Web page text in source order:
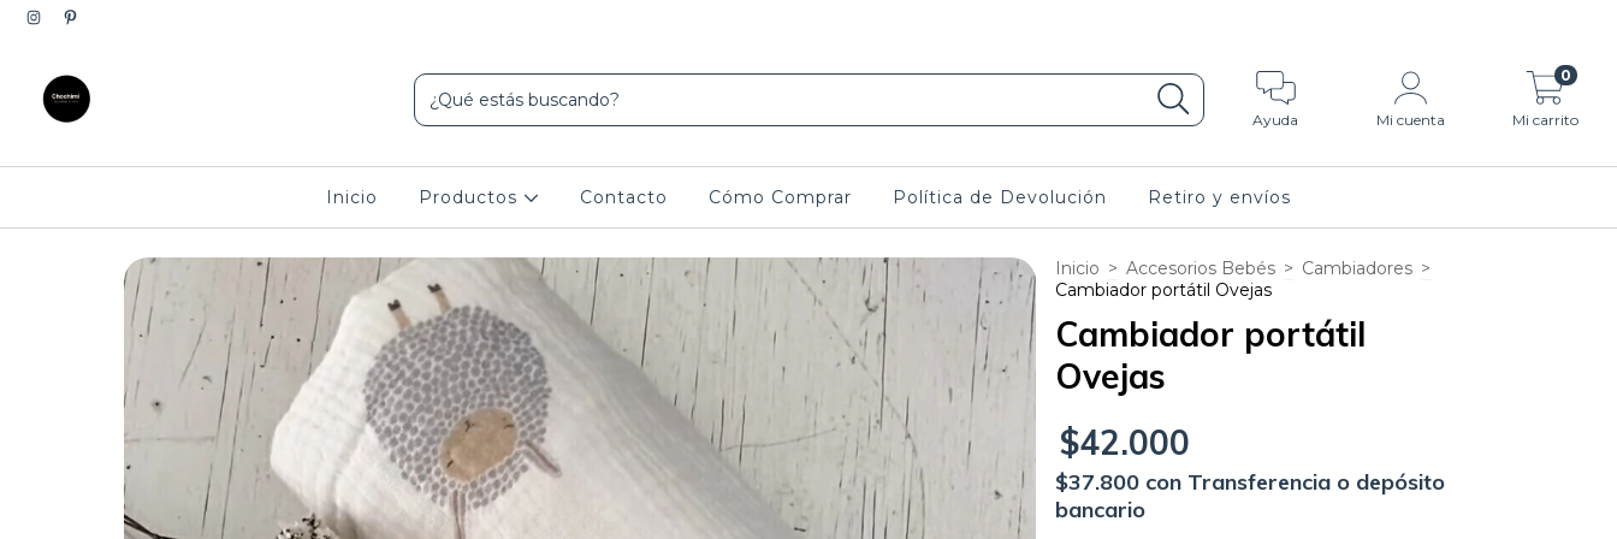
Ayuda Mi cuenta Mi carrito
0
Inicio Productos Contacto Cómo Comprar Política de Devolución Retiro y envíos
Inicio > Accesorios Bebés > Cambiadores >
Cambiador portátil Ovejas
Cambiador portátil
Ovejas
$42.000
$37.800 con Transferencia o depósito
bancario